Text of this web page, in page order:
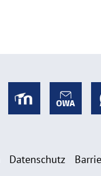
Datenschutz